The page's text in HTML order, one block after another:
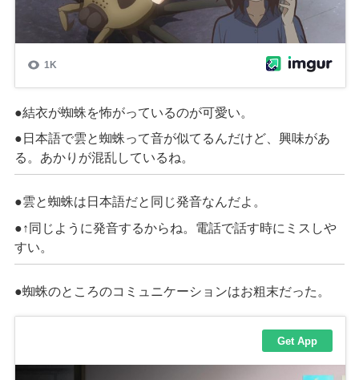
●結衣が蜘蛛を怖がっているのが可愛い。
●日本語で雲と蜘蛛って音が似てるんだけど、興味があ
る。あかりが混乱しているね。
●雲と蜘蛛は日本語だと同じ発音なんだよ。
●↑同じように発音するからね。電話で話す時にミスしや
すい。
●蜘蛛のところのコミュニケーションはお粗末だった。